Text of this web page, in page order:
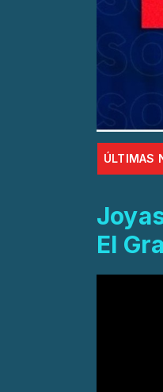
ÚLTIMAS
con la canción ESTE CHA
El